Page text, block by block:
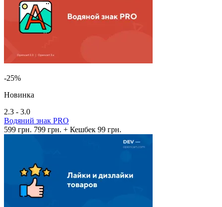
-25%
Новинка
2.3 - 3.0
Водяний знак PRO
599 грн. 799 грн. + Кешбек 99 грн.